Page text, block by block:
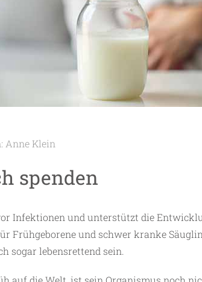
Anne Klein
spenden
Infektionen und unterstützt die
Frühgeborene und schwer kranke
sogar ­lebensrettend sein.